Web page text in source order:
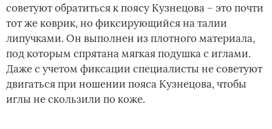
советуют обратиться к поясу Кузнецова – это почти
тот же коврик, но фиксирующийся на талии
липучками. Он выполнен из плотного материала,
под которым спрятана мягкая подушка с иглами.
Даже с учетом фиксации специалисты не советуют
двигаться при ношении пояса Кузнецова, чтобы
иглы не скользили по коже.